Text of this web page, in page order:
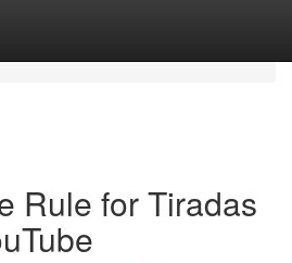
Rule for Tiradas